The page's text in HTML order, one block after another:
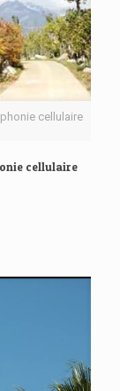
cellulaire
cellulaire